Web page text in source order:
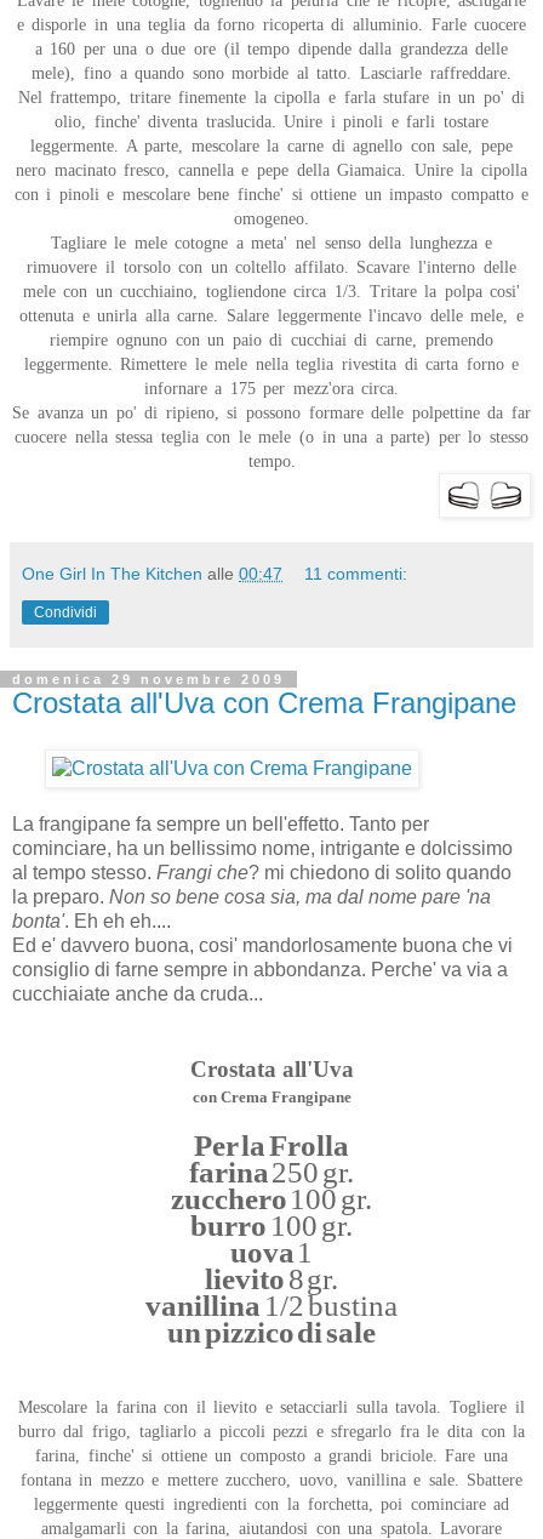
e disporle in una teglia da forno ricoperta di alluminio. Farle cuocere
a 160 per una o due ore (il tempo dipende dalla grandezza delle
mele), fino a quando sono morbide al tatto. Lasciarle raffreddare.
Nel frattempo, tritare finemente la cipolla e farla stufare in un po' di
olio, finche' diventa traslucida. Unire i pinoli e farli tostare
leggermente. A parte, mescolare la carne di agnello con sale, pepe
nero macinato fresco, cannella e pepe della Giamaica. Unire la cipolla
con i pinoli e mescolare bene finche' si ottiene un impasto compatto e
omogeneo.
Tagliare le mele cotogne a meta' nel senso della lunghezza e
rimuovere il torsolo con un coltello affilato. Scavare l'interno delle
mele con un cucchiaino, togliendone circa 1/3. Tritare la polpa cosi'
ottenuta e unirla alla carne. Salare leggermente l'incavo delle mele, e
riempire ognuno con un paio di cucchiai di carne, premendo
leggermente. Rimettere le mele nella teglia rivestita di carta forno e
infornare a 175 per mezz'ora circa.
Se avanza un po' di ripieno, si possono formare delle polpettine da far
cuocere nella stessa teglia con le mele (o in una a parte) per lo stesso
tempo.
One Girl In The Kitchen alle 00:47 11 commenti:
Condividi
domenica 29 novembre 2009
Crostata all'Uva con Crema Frangipane
La frangipane fa sempre un bell'effetto. Tanto per
cominciare, ha un bellissimo nome, intrigante e dolcissimo
al tempo stesso. Frangi che? mi chiedono di solito quando
la preparo. Non so bene cosa sia, ma dal nome pare 'na
bonta'. Eh eh eh....
Ed e' davvero buona, cosi' mandorlosamente buona che vi
consiglio di farne sempre in abbondanza. Perche' va via a
cucchiaiate anche da cruda...
Crostata all'Uva
con Crema Frangipane
Per la Frolla
farina250 gr.
zucchero100 gr.
burro 100 gr.
uova 1
lievito8 gr.
vanillina 1/2 bustina
un pizzico di sale
Mescolare la farina con il lievito e setacciarli sulla tavola. Togliere il
burro dal frigo, tagliarlo a piccoli pezzi e sfregarlo fra le dita con la
farina, finche' si ottiene un composto a grandi briciole. Fare una
fontana in mezzo e mettere zucchero, uovo, vanillina e sale. Sbattere
leggermente questi ingredienti con la forchetta, poi cominciare ad
amalgamarli con la farina, aiutandosi con una spatola. Lavorare